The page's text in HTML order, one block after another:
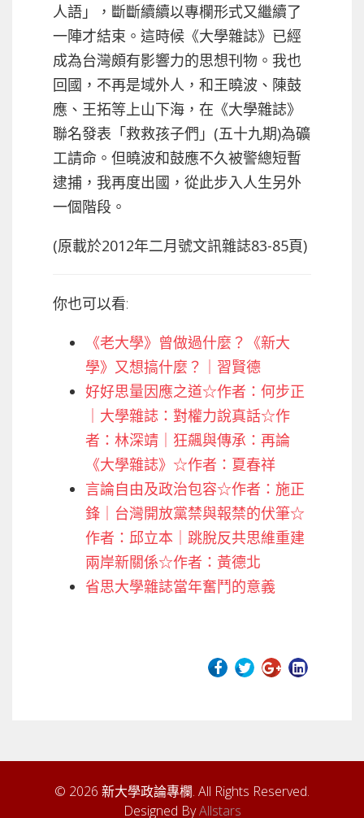
人語」，斷斷續續以專欄形式又繼續了
一陣才結束。這時候《大學雜誌》已經
成為台灣頗有影響力的思想刊物。我也
回國，不再是域外人，和王曉波、陳鼓
應、王拓等上山下海，在《大學雜誌》
聯名發表「救救孩子們」(五十九期)為礦
工請命。但曉波和鼓應不久被警總短暫
逮捕，我再度出國，從此步入人生另外
一個階段。
(原載於2012年二月號文訊雜誌83-85頁)
你也可以看:
《老大學》曾做過什麼？《新大
學》又想搞什麼？｜習賢德
好好思量因應之道☆作者：何步正
｜大學雜誌：對權力說真話☆作
者：林深靖｜狂飆與傳承：再論
《大學雜誌》☆作者：夏春祥
言論自由及政治包容☆作者：施正
鋒｜台灣開放黨禁與報禁的伏筆☆
作者：邱立本｜跳脫反共思維重建
兩岸新關係☆作者：黃德北
省思大學雜誌當年奮鬥的意義
© 2026 新大學政論專欄. All Rights Reserved.
Designed ByAllstars